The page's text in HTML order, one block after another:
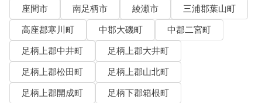
座間市
南足柄市 綾瀬市
三浦郡葉山町
高座郡寒川町
中郡大磯町
中郡二宮町
足柄上郡中井町
足柄上郡大井町
足柄上郡松田町
足柄上郡山北町
足柄上郡開成町
足柄下郡箱根町